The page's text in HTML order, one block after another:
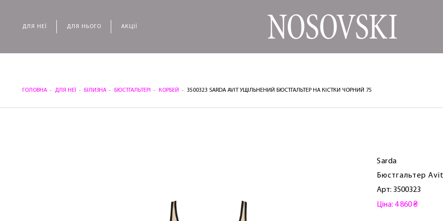
ДЛЯ НЕЇ ДЛЯ НЬОГО АКЦІЇ
ГОЛОВНА ДЛЯ НЕЇ БІЛИЗНА БЮСТГАЛЬТЕРІ КОРБЕЙ 3500323 SARDA AVIT УЩІЛЬНЕНИЙ БЮСТГАЛЬТЕР НА КІСТКИ ЧОРНИЙ 75
Sarda
Бюстгальтер Avit
Арт: 3500323
Ціна: 4 860 ₴